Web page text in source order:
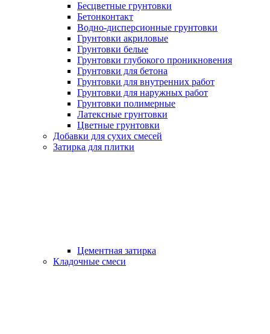
Бесцветные грунтовки
Бетонконтакт
Водно-дисперсионные грунтовки
Грунтовки акриловые
Грунтовки белые
Грунтовки глубокого проникновения
Грунтовки для бетона
Грунтовки для внутренних работ
Грунтовки для наружных работ
Грунтовки полимерные
Латексные грунтовки
Цветные грунтовки
Добавки для сухих смесей
Затирка для плитки
Цементная затирка
Кладочные смеси